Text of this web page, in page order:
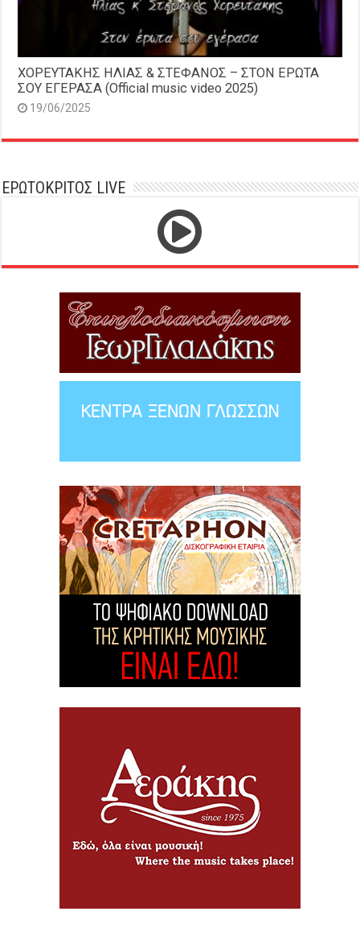
ΧΟΡΕΥΤΑΚΗΣ ΗΛΙΑΣ & ΣΤΕΦΑΝΟΣ – ΣΤΟΝ ΕΡΩΤΑ
ΣΟΥ ΕΓΕΡΑΣΑ (Official music video 2025)
19/06/2025
ΕΡΩΤΟΚΡΙΤΟΣ LIVE